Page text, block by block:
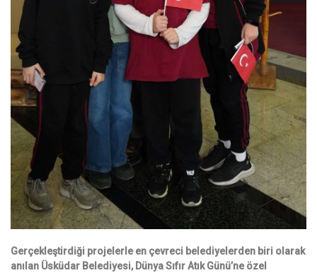
Gerçekleştirdiği projelerle en çevreci belediyelerden biri olarak
anılan Üsküdar Belediyesi, Dünya Sıfır Atık Günü’ne özel